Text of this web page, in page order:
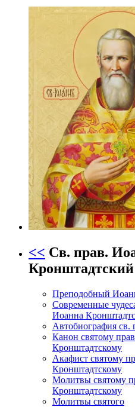
<< Св. прав.
Кронштадтский
Преподобный
Современные
Иоанна
Автобиография св.
Канон святому
Кронштадтскому
Акафист святому
Кронштадтскому
Молитвы святому
Кронштадтскому
Молитвы святого